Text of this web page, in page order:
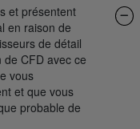
et présentent
en raison de
de détail
CFD avec ce
vous
et que vous
probable de